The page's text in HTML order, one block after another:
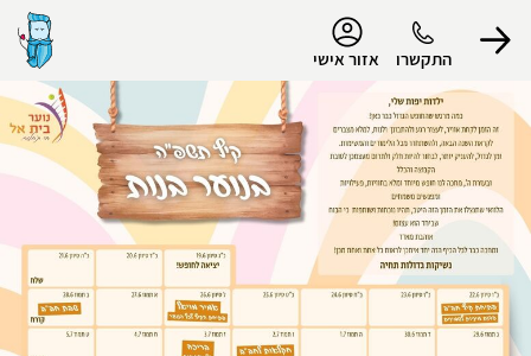
התקשרו אזור אישי
הפרופיל שלי
התנתק